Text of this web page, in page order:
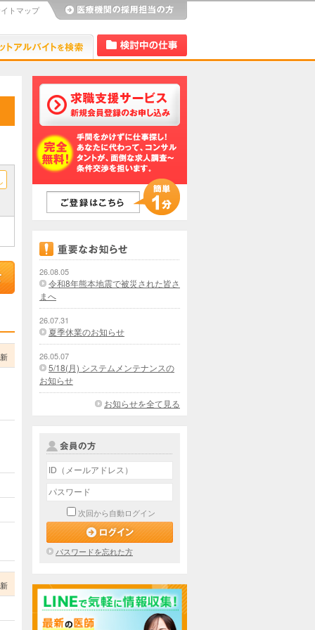
トマップ
Dr.アルなび
26.08.05
令和8年熊本地震で被災された皆さ
まへ
26.07.31
夏季休業のお知らせ
26.05.07
5/18(月) システムメンテナンスの
お知らせ
お知らせを全て見る
次回から自動ログイン
パスワードを忘れた方